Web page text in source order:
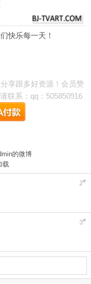
快乐每一天！
享跟多好资源！会员赞
联系：qq：505850916
的微博
载
2#
3#